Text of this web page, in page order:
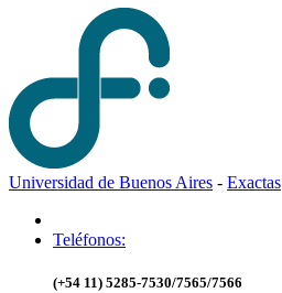
Universidad de Buenos Aires - Exactas
Teléfonos:
(+54 11) 5285-7530/7565/7566